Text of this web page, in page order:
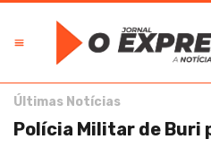
Últimas Notícias
Polícia Militar de Buri